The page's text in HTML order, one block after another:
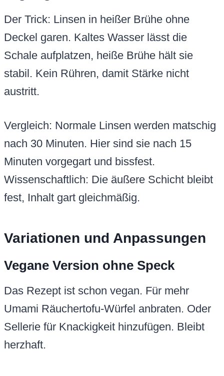
Der Trick: Linsen in heißer Brühe ohne
Deckel garen. Kaltes Wasser lässt die
Schale aufplatzen, heiße Brühe hält sie
stabil. Kein Rühren, damit Stärke nicht
austritt.
Vergleich: Normale Linsen werden matschig
nach 30 Minuten. Hier sind sie nach 15
Minuten vorgegart und bissfest.
Wissenschaftlich: Die äußere Schicht bleibt
fest, Inhalt gart gleichmäßig.
Variationen und Anpassungen
Vegane Version ohne Speck
Das Rezept ist schon vegan. Für mehr
Umami Räuchertofu-Würfel anbraten. Oder
Sellerie für Knackigkeit hinzufügen. Bleibt
herzhaft.